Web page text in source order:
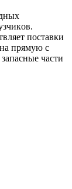
поставки
прямую с
части